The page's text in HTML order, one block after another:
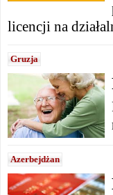
licencji na
Gruzja
Azerbejdżan